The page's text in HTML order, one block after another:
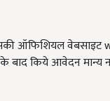
ऑफिशियल वेबसाइट
किये आवेदन मान्य